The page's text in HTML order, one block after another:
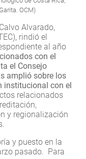
OCM)
Alvarado,
rindió el
al año
con el
el Consejo
amplió sobre los
institucional con el
relacionados
y regionalización
y puesto en la
pasado. Para